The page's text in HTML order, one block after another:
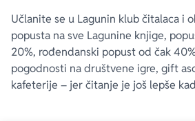
Učlanite se u Lagunin klub čitalaca i
popusta na sve Lagunine knjige,
20%, rođendanski popust od čak
pogodnosti na društvene igre, gift
kafeterije – jer čitanje je još lepše